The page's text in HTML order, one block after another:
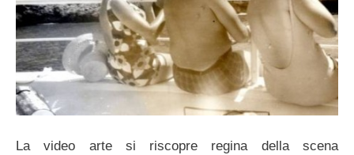
La video arte si riscopre regina della scena